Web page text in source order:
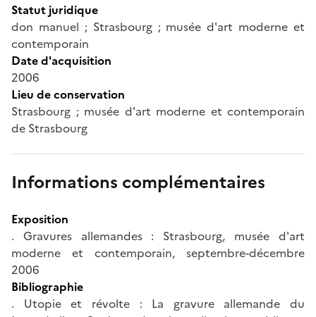
Statut juridique
don manuel ; Strasbourg ; musée d'art moderne et
contemporain
Date d'acquisition
2006
Lieu de conservation
Strasbourg ; musée d'art moderne et contemporain
de Strasbourg
Informations complémentaires
Exposition
. Gravures allemandes : Strasbourg, musée d'art
moderne et contemporain, septembre-décembre
2006
Bibliographie
. Utopie et révolte : La gravure allemande du